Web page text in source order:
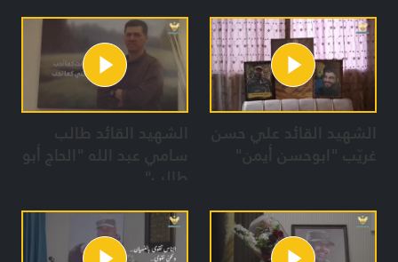
الشهيد القائد علي حسن
غريّب "ابوحسن أيمن"
الشهيد القائد طالب
سامي عبد الله "الحاج أبو